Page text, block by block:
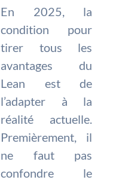
En 2025, la
condition pour
tirer tous les
avantages du
Lean est de
l’adapter à la
réalité actuelle.
Premièrement, il
ne faut pas
confondre le